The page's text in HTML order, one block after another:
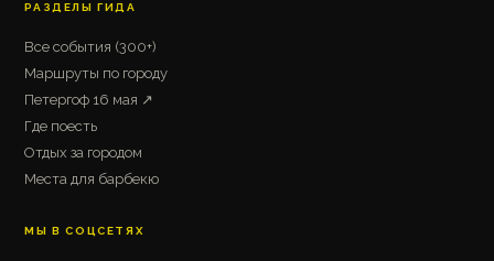
РАЗДЕЛЫ ГИДА
Все события (300+)
Маршруты по городу
Петергоф 16 мая ↗
Где поесть
Отдых за городом
Места для барбекю
МЫ В СОЦСЕТЯХ